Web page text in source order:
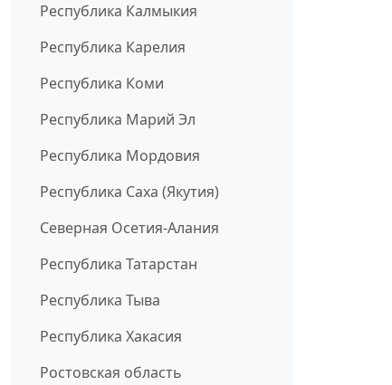
Республика Калмыкия
Республика Карелия
Республика Коми
Республика Марий Эл
Республика Мордовия
Республика Саха (Якутия)
Северная Осетия-Алания
Республика Татарстан
Республика Тыва
Республика Хакасия
Ростовская область